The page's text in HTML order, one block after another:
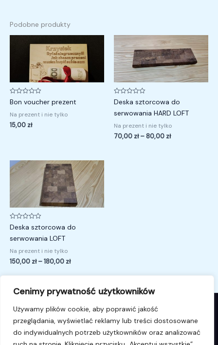
Cenimy prywatność użytkowników
Używamy plików cookie, aby poprawić jakość
przeglądania, wyświetlać reklamy lub treści dostosowane
do indywidualnych potrzeb użytkowników oraz analizować
Podobne produkty
Oceniono
0
5
Bon voucher prezent
Na prezent i nie tylko
15,00 zł
Oceniono
0
na
5
Deska sztorcowa do
serwowania HARD LOFT
Na prezent i nie tylko
70,00 zł –80,00 zł
cen:
od
70,00 zł
do
80,00 zł
Oceniono
0
na
5
Deska sztorcowa do
serwowania LOFT
Na prezent i nie tylko
150,00 zł –180,00 zł
Zakres
cen:
od
150,00 zł
do
180,00 zł
© 2026 i4k.pl. Powered by i4k.pl.